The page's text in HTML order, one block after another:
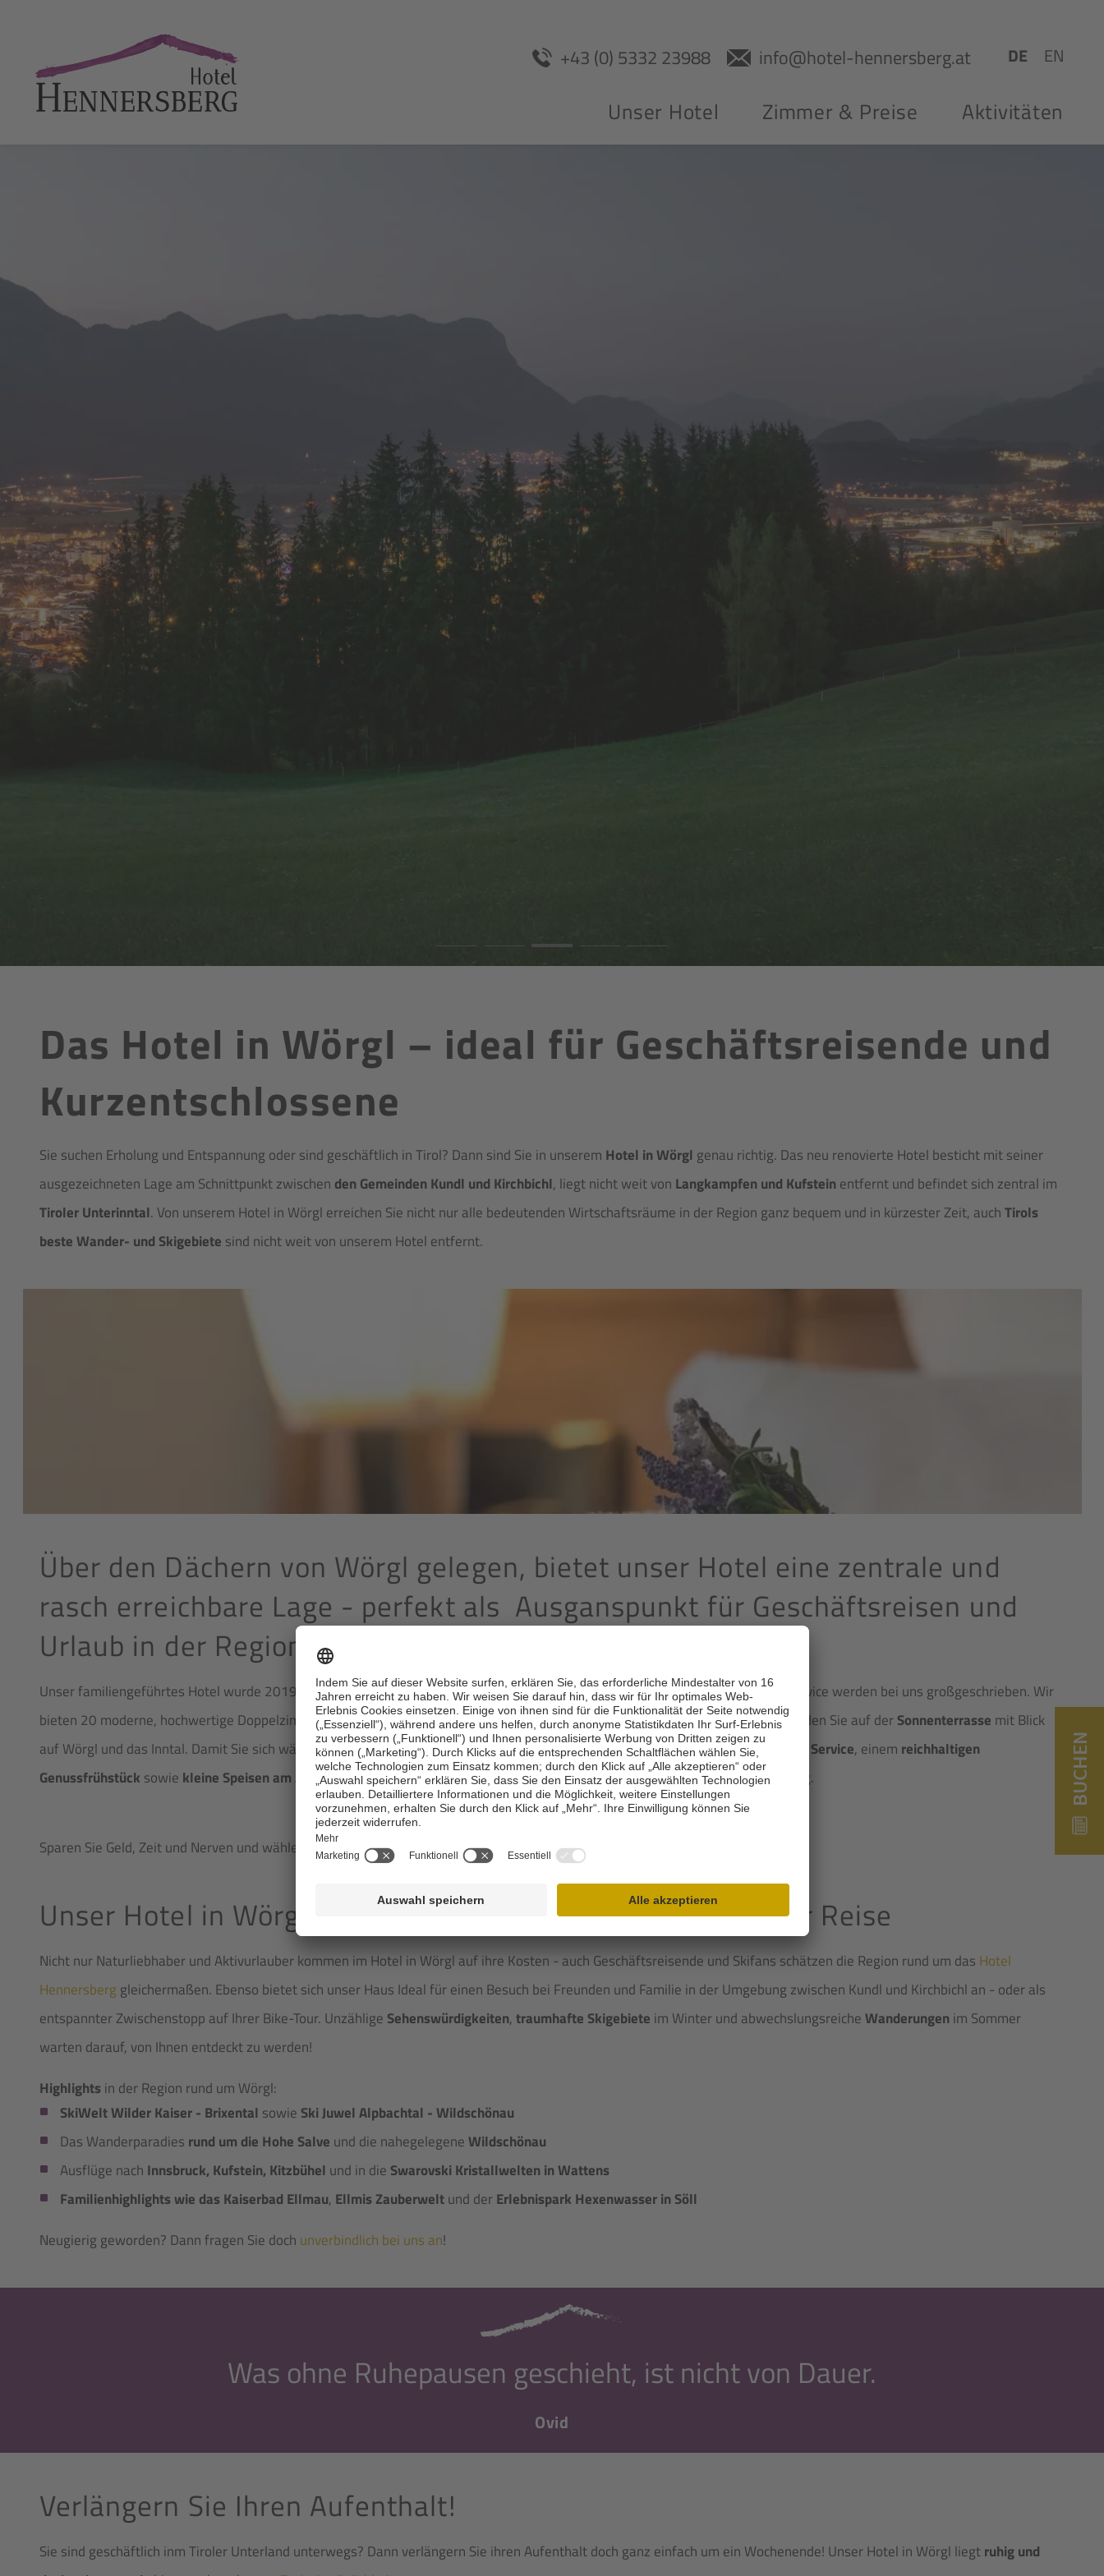
+43 (0) 5332 23988 info@hotel-hennersberg.at DE EN
Unser Hotel Zimmer & Preise Aktivitäten
BUCHEN
Das Hotel in Wörgl – ideal für Geschäftsreisende und
Kurzentschlossene
Sie suchen Erholung und Entspannung oder sind geschäftlich in Tirol? Dann sind Sie in unserem Hotel in Wörgl genau richtig. Das neu renovierte Hotel besticht mit seiner
ausgezeichneten Lage am Schnittpunkt zwischen den Gemeinden Kundl und Kirchbichl, liegt nicht weit von Langkampfen und Kufsteinentfernt und befindet sich zentral im
Tiroler Unterinntal. Von unserem Hotel in Wörgl erreichen Sie nicht nur alle bedeutenden Wirtschaftsräume in der Region ganz bequem und in kürzester Zeit, auchTirols
beste Wander- und Skigebiete sind nicht weit von unserem Hotel entfernt.
Über den Dächern von Wörgl gelegen, bietet unser Hotel eine zentrale und
rasch erreichbare Lage - perfekt als Ausganspunkt für Geschäftsreisen und
Urlaub in der Region.
Unser familiengeführtes Hotel wurde 2019 komplett umgebaut und neu eröffnet. Gemütlichkeit, Herzlichkeit und persönliche Service werden bei uns großgeschrieben. Wir
bieten 20 moderne, hochwertige Doppelzimmer, einige Einzelzimmer und geräumige Familienzimmer.Ruhe und Entspannungfinden Sie auf derSonnenterrasse mit Blick
auf Wörgl und das Inntal. Damit Sie sich während Ihres Auftenthaltes rundum erholen können, verwöhnen wir Sie mitexzellenten Service, einem reichhaltigen
Genussfrühstück sowie kleine Speisen am Abend. Ein großerParkplatz direkt vor dem Hotel steht Ihnen kostenloszur Verfügung.
Sparen Sie Geld, Zeit und Nerven und wählen Sie gleich die richtige Unterkunft in Wörgl – das
Unser Hotel in Wörgl – kurze Auszeit, Kraft tanken auf Ihrer Reise
Nicht nur Naturliebhaber und Aktivurlauber kommen im Hotel in Wörgl auf ihre Kosten - auch Geschäftsreisende und Skifans schätzen die Region rund um das Hotel
Hennersberg gleichermaßen. Ebenso bietet sich unser Haus Ideal für einen Besuch bei Freunden und Familie in der Umgebung zwischen Kundl und Kirchbichl an - oder als
entspannter Zwischenstopp auf Ihrer Bike-Tour. Unzählige Sehenswürdigkeiten,traumhafte Skigebiete im Winter und abwechslungsreicheWanderungenim Sommer
warten darauf, von Ihnen entdeckt zu werden!
Highlights in der Region rund um Wörgl:
SkiWelt Wilder Kaiser - Brixental sowie Ski Juwel Alpbachtal - Wildschönau
Das Wanderparadies rund um die Hohe Salve und die nahegelegeneWildschönau
Ausflüge nach Innsbruck, Kufstein, Kitzbühel und in die Swarovski Kristallwelten in Wattens
Familienhighlights wie das Kaiserbad Ellmau, Ellmis Zauberweltund derErlebnispark Hexenwasser in Söll
Neugierig geworden? Dann fragen Sie doch unverbindlich bei uns an!
Was ohne Ruhepausen geschieht, ist nicht von Dauer.
Ovid
Verlängern Sie Ihren Aufenthalt!
Sie sind geschäftlich inm Tiroler Unterland unterwegs? Dann verlängern Sie ihren Aufenthalt doch ganz einfach um ein Wochenende! Unser Hotel in Wörgl liegtruhig und